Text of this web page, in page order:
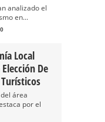
analizado el
en...
0
Local
De
área
por el